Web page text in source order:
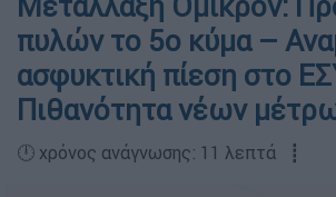
πυλών το 5ο κύμα –
ασφυκτική πίεση στο
Πιθανότητα νέων
🕛 χρόνος ανάγνωσης: 11 λεπτά ┋